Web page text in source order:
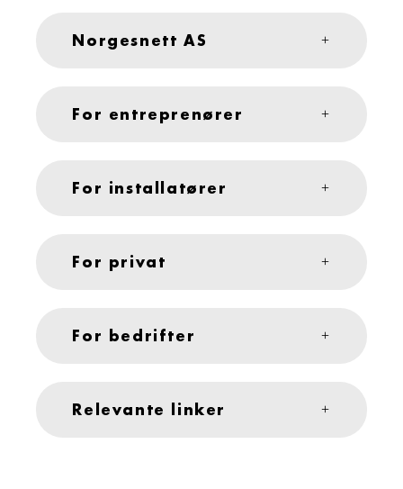
Norgesnett AS
For entreprenører
For installatører
For privat
For bedrifter
Relevante linker